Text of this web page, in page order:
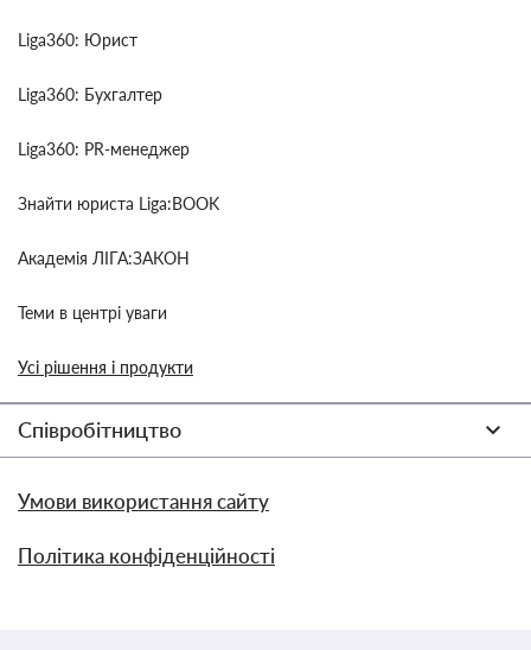
Liga360: Юрист
Liga360: Бухгалтер
Liga360: PR-менеджер
Знайти юриста Liga:BOOK
Академія ЛІГА:ЗАКОН
Теми в центрі уваги
Усі рішення і продукти
Співробітництво
Умови використання сайту
Політика конфіденційності